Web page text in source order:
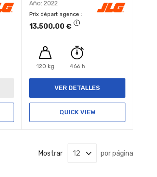
Año: 2022
Prix départ agence
13.500,00 €
120 kg 466 h
VER DETALLES
QUICK VIEW
Mostrar por página